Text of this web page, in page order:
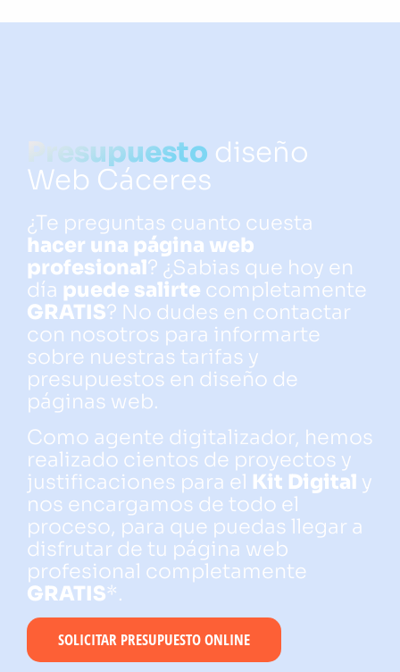
Presupuesto diseño
Web Cáceres
¿Te preguntas cuanto cuesta
hacer una página web
profesional? ¿Sabias que hoy en
día puede salirte completamente
GRATIS? No dudes en contactar
con nosotros para informarte
sobre nuestras tarifas y
presupuestos en diseño de
páginas web.
Como agente digitalizador, hemos
realizado cientos de proyectos y
justificaciones para el Kit Digital y
nos encargamos de todo el
proceso, para que puedas llegar a
disfrutar de tu página web
profesional completamente
GRATIS*.
SOLICITAR PRESUPUESTO ONLINE